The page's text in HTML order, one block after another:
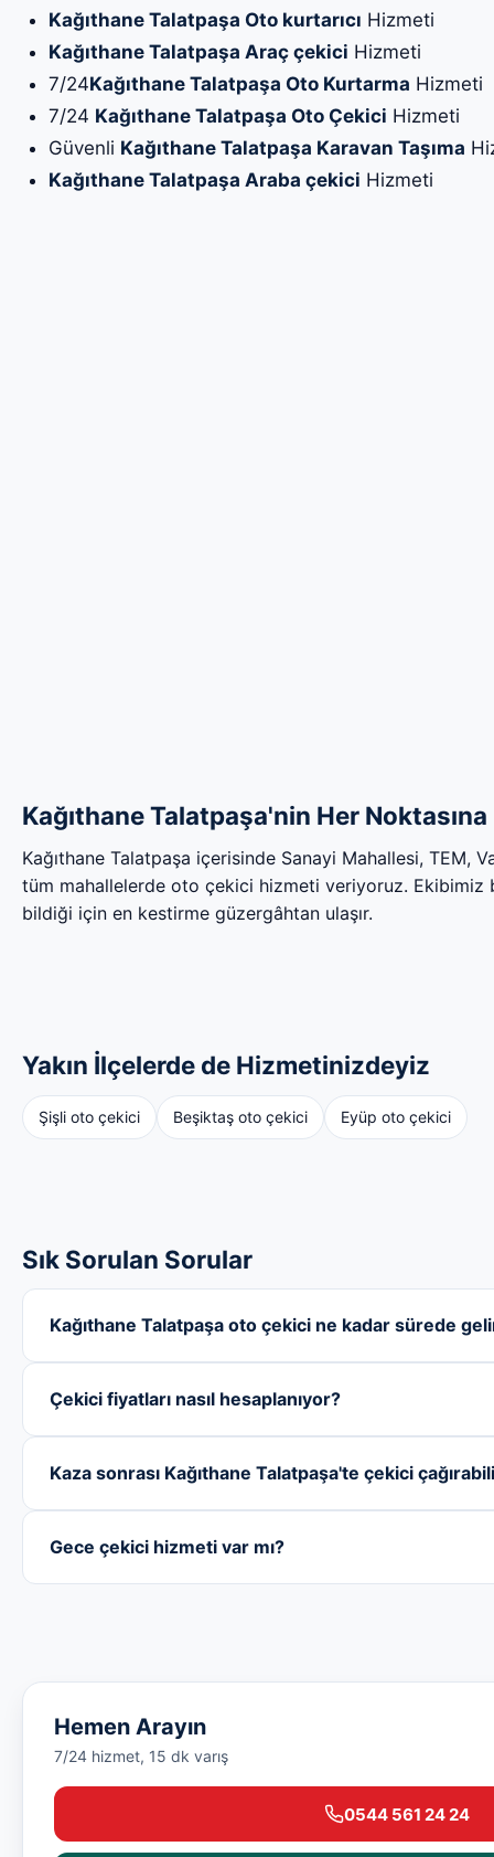
Kağıthane Talatpaşa Oto kurtarıcı Hizmeti
Kağıthane Talatpaşa Araç çekici Hizmeti
7/24Kağıthane Talatpaşa Oto Kurtarma Hizmeti
7/24 Kağıthane Talatpaşa Oto Çekici Hizmeti
Güvenli Kağıthane Talatpaşa Karavan Taşıma
Kağıthane Talatpaşa Araba çekici Hizmeti
Kağıthane Talatpaşa'nin Her Noktasına
Kağıthane Talatpaşa içerisinde Sanayi Mahallesi, TEM,
tüm mahallelerde oto çekici hizmeti veriyoruz. Ekibimiz
bildiği için en kestirme güzergâhtan ulaşır.
Yakın İlçelerde de Hizmetinizdeyiz
Şişli oto çekici Beşiktaş oto çekici Eyüp oto çekici
Sık Sorulan Sorular
Kağıthane Talatpaşa oto çekici ne kadar sürede
Çekici fiyatları nasıl hesaplanıyor?
Kaza sonrası Kağıthane Talatpaşa'te çekici
Gece çekici hizmeti var mı?
Hemen Arayın
7/24 hizmet, 15 dk varış
0544 561 24 24